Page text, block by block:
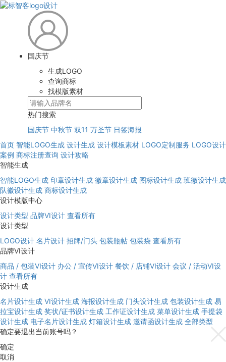
国庆节
生成LOGO
查询商标
找模版素材
热门搜索
国庆节 中秋节 双11 万圣节 日签海报
首页 智能LOGO生成 设计生成 设计模板素材 LOGO定制服务 LOGO设计
案例 商标注册查询 设计攻略
智能生成
智能LOGO生成 印章设计生成 徽章设计生成 图标设计生成 班徽设计生成
队徽设计生成 商标设计生成
设计模版中心
设计类型 品牌VI设计 查看所有
设计类型
LOGO设计 名片设计 招牌/门头 包装瓶帖 包装袋 查看所有
品牌VI设计
商品 / 包装VI设计 办公 / 宣传VI设计 餐饮 / 店铺VI设计 会议 / 活动VI设
计 查看所有
设计生成
名片设计生成 VI设计生成 海报设计生成 门头设计生成 包装设计生成 易
拉宝设计生成 奖状/证书设计生成 工作证设计生成 菜单设计生成 手提袋
设计生成 电子名片设计生成 灯箱设计生成 邀请函设计生成 全部类型
确定要退出当前账号吗？
确定
取消